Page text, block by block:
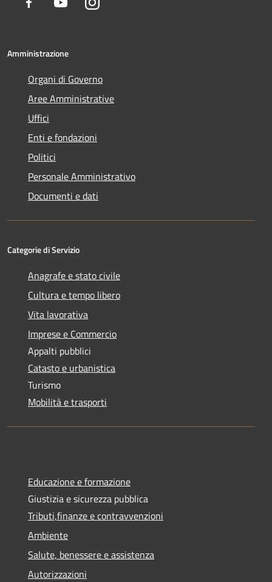
Amministrazione
Organi di Governo
Aree Amministrative
Uffici
Enti e fondazioni
Politici
Personale Amministrativo
Documenti e dati
Categorie di Servizio
Anagrafe e stato civile
Cultura e tempo libero
Vita lavorativa
Imprese e Commercio
Appalti pubblici
Catasto e urbanistica
Turismo
Mobilità e trasporti
Educazione e formazione
Giustizia e sicurezza pubblica
Tributi,finanze e contravvenzioni
Ambiente
Salute, benessere e assistenza
Autorizzazioni